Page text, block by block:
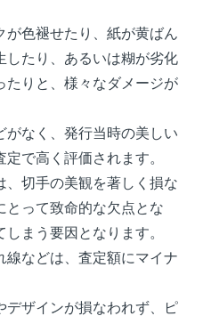
が色褪せたり、紙が黄ばん
したり、あるいは糊が劣化
たりと、様々なダメージが
がなく、発行当時の美しい
で高く評価されます。
、切手の美観を著しく損な
とって致命的な欠点とな
まう要因となります。
線などは、査定額にマイナ
デザインが損なわれず、ピ